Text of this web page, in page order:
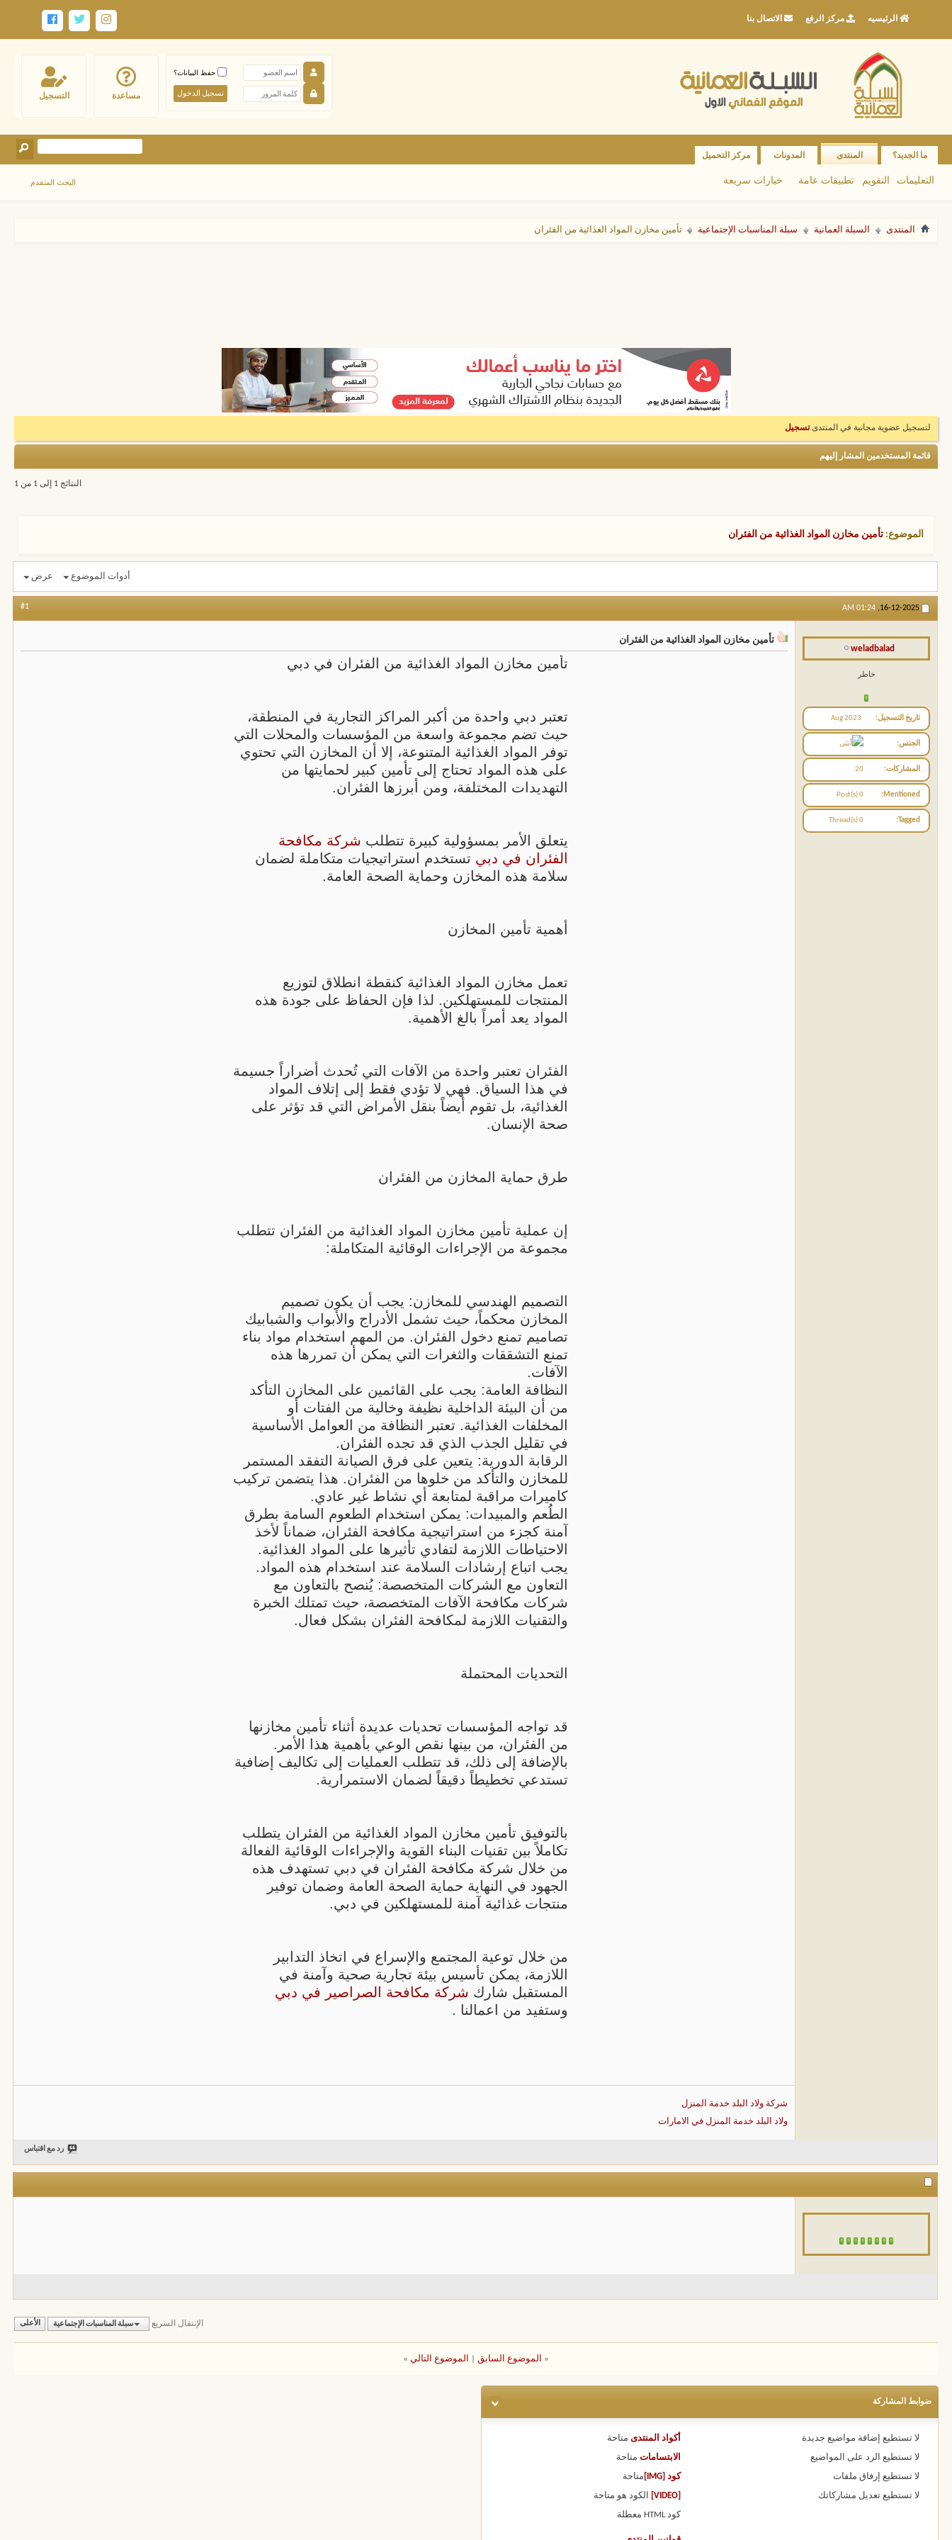
الرئيسيه مركز الرفع الاتصال بنا
التسجيل مساعدة
حفظ البيانات؟
ما الجديد؟ المنتدى
التعليمات التقويم تطبيقات عامة خيارات سريعة
المدونات مركز التحميل
البحث المتقدم
المنتدى السبلة العمانية سبلة المناسبات الإجتماعية تأمين مخازن المواد الغذائية من الفئران
لتسجيل عضوية مجانية في المنتدىتسجيل
قائمة المستخدمين المشار إليهم
النتائج 1 إلى 1 من 1
الموضوع: تأمين مخازن المواد الغذائية من الفئران
أدوات الموضوع عرض
16-12-2025,
01:24 AM
#1
weladbalad
خاطر
تاريخ التسجيل Aug 2023
الجنس
المشاركات 20
Mentioned
0 Post(s)
Tagged
0 Thread(s)
تأمين مخازن المواد الغذائية من الفئران
تأمين مخازن المواد الغذائية من الفئران في دبي
تعتبر دبي واحدة من أكبر المراكز التجارية في المنطقة،
حيث تضم مجموعة واسعة من المؤسسات والمحلات التي
توفر المواد الغذائية المتنوعة، إلا أن المخازن التي تحتوي
على هذه المواد تحتاج إلى تأمين كبير لحمايتها من
التهديدات المختلفة، ومن أبرزها الفئران.
يتعلق الأمر بمسؤولية كبيرة تتطلب شركة مكافحة
الفئران في دبي تستخدم استراتيجيات متكاملة لضمان
سلامة هذه المخازن وحماية الصحة العامة.
أهمية تأمين المخازن
تعمل مخازن المواد الغذائية كنقطة انطلاق لتوزيع
المنتجات للمستهلكين. لذا فإن الحفاظ على جودة هذه
المواد يعد أمراً بالغ الأهمية.
الفئران تعتبر واحدة من الآفات التي تُحدث أضراراً جسيمة
في هذا السياق. فهي لا تؤدي فقط إلى إتلاف المواد
الغذائية، بل تقوم أيضاً بنقل الأمراض التي قد تؤثر على
صحة الإنسان.
طرق حماية المخازن من الفئران
إن عملية تأمين مخازن المواد الغذائية من الفئران تتطلب
مجموعة من الإجراءات الوقائية المتكاملة:
التصميم الهندسي للمخازن: يجب أن يكون تصميم
المخازن محكماً، حيث تشمل الأدراج والأبواب والشبابيك
تصاميم تمنع دخول الفئران. من المهم استخدام مواد بناء
تمنع التشققات والثغرات التي يمكن أن تمررها هذه
الآفات.
النظافة العامة: يجب على القائمين على المخازن التأكد
من أن البيئة الداخلية نظيفة وخالية من الفتات أو
المخلفات الغذائية. تعتبر النظافة من العوامل الأساسية
في تقليل الجذب الذي قد تجده الفئران.
الرقابة الدورية: يتعين على فرق الصيانة التفقد المستمر
للمخازن والتأكد من خلوها من الفئران. هذا يتضمن تركيب
كاميرات مراقبة لمتابعة أي نشاط غير عادي.
الطُعم والمبيدات: يمكن استخدام الطعوم السامة بطرق
آمنة كجزء من استراتيجية مكافحة الفئران، ضماناً لأخذ
الاحتياطات اللازمة لتفادي تأثيرها على المواد الغذائية.
يجب اتباع إرشادات السلامة عند استخدام هذه المواد.
التعاون مع الشركات المتخصصة: يُنصح بالتعاون مع
شركات مكافحة الآفات المتخصصة، حيث تمتلك الخبرة
والتقنيات اللازمة لمكافحة الفئران بشكل فعال.
التحديات المحتملة
قد تواجه المؤسسات تحديات عديدة أثناء تأمين مخازنها
من الفئران، من بينها نقص الوعي بأهمية هذا الأمر.
بالإضافة إلى ذلك، قد تتطلب العمليات إلى تكاليف إضافية
تستدعي تخطيطاً دقيقاً لضمان الاستمرارية.
بالتوفيق تأمين مخازن المواد الغذائية من الفئران يتطلب
تكاملاً بين تقنيات البناء القوية والإجراءات الوقائية الفعالة
من خلال شركة مكافحة الفئران في دبي تستهدف هذه
الجهود في النهاية حماية الصحة العامة وضمان توفير
منتجات غذائية آمنة للمستهلكين في دبي.
من خلال توعية المجتمع والإسراع في اتخاذ التدابير
اللازمة، يمكن تأسيس بيئة تجارية صحية وآمنة في
المستقبل شارك شركة مكافحة الصراصير في دبي
وستفيد من اعمالنا .
شركة ولاد البلد خدمة المنزل
ولاد البلد خدمة المنزل في الامارات
رد مع اقتباس
الإنتقال السريع سبلة المناسبات الإجتماعية الأعلى
« الموضوع السابق الموضوع التالي »
ضوابط المشاركة
لا تستطيع إضافة مواضيع جديدة
لا تستطيع الرد على المواضيع
لا تستطيع إرفاق ملفات
لا تستطيع تعديل مشاركاتك
أكواد المنتدى متاحة
الابتسامات متاحة
كود [IMG] متاحة
[VIDEO] الكود هو متاحة
كود HTML معطلة